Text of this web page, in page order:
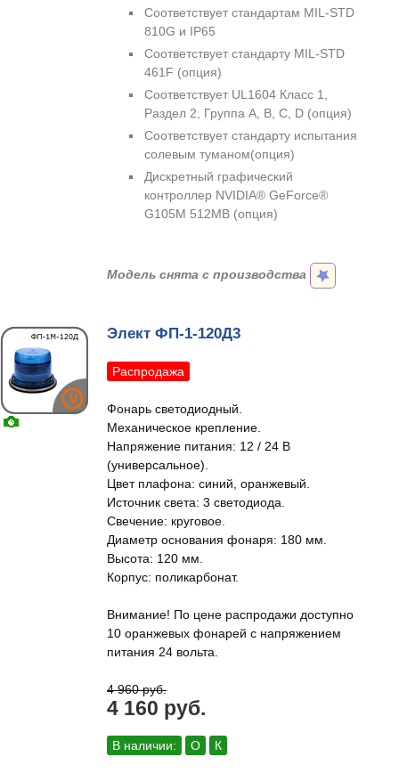
Соответствует стандартам MIL-STD
810G и IP65
Соответствует стандарту MIL-STD
461F (опция)
Соответствует UL1604 Класс 1,
Раздел 2, Группа A, B, C, D (опция)
Соответствует стандарту испытания
солевым туманом(опция)
Дискретный графический
контроллер NVIDIA® GeForce®
G105M 512MB (опция)
Модель снята с производства
Элект ФП-1-120Д3
Распродажа
Фонарь светодиодный.
Механическое крепление.
Напряжение питания: 12 / 24 В
(универсальное).
Цвет плафона: синий, оранжевый.
Источник света: 3 светодиода.
Свечение: круговое.
Диаметр основания фонаря: 180 мм.
Высота: 120 мм.
Корпус: поликарбонат.
Внимание! По цене распродажи доступно
10 оранжевых фонарей с напряжением
питания 24 вольта.
4 960 руб.
4 160 руб.
В наличии: О К